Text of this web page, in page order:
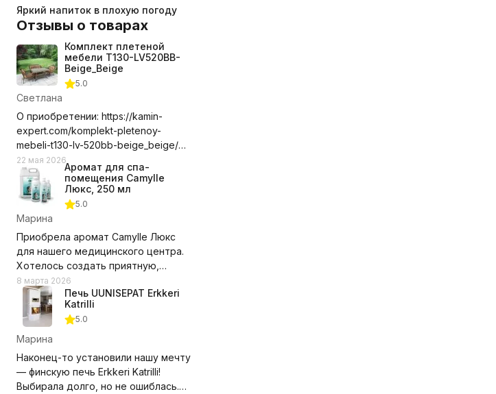
Яркий напиток в плохую погоду
Отзывы о товарах
Комплект плетеной
мебели T130-LV520BB-
Beige_Beige
5.0
Светлана
О приобретении: https://kamin-
expert.com/komplekt-pletenoy-
mebeli-t130-lv-520bb-beige_beige/
Долго выбирала где приобрести
этот комплект мебели, сравнивала
цены с учетом доставки. Выбор
компании оказался правильным.
Доставили в срок, удобное для нас
время, помогли с разгрузкой.
Замечаний нет! Рекомендую и
компанию и выбранный нами
комплект мебели.
Недостатки - Пока не обнаружили.
22 мая 2026
Аромат для спа-
помещения Camylle
Люкс, 250 мл
5.0
Марина
Приобрела аромат Camylle Люкс
для нашего медицинского центра.
Хотелось создать приятную,
располагающую атмосферу для
пациентов, но при этом без резких
запахов. Этот аромат превзошёл
ожидания!
Состав из эфирных масел каяпута,
гваякового дерева, мяты и
эвкалипта даёт именно тот эффект,
8 марта 2026
Печь UUNISEPAT Erkkeri
Katrilli
5.0
Марина
Наконец-то установили нашу мечту
— финскую печь Erkkeri Katrilli!
Выбирала долго, но не ошиблась.